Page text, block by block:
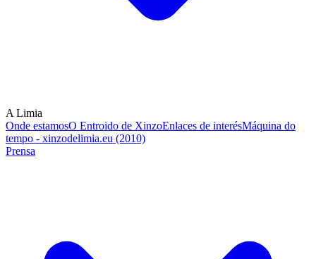
A Limia
Onde estamosO Entroido de XinzoEnlaces de interésMáquina do
tempo - xinzodelimia.eu (2010)
Prensa